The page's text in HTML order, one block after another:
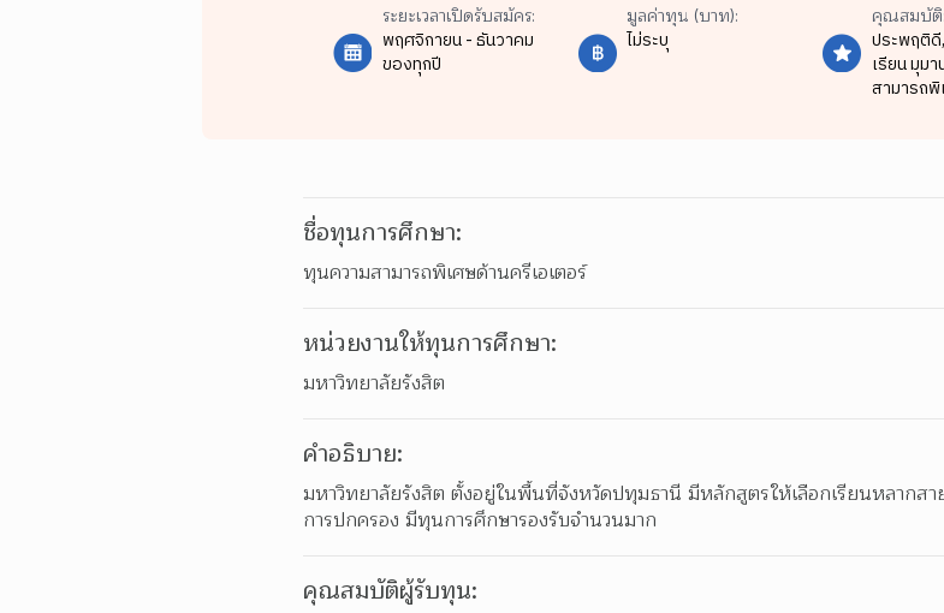
ระยะเวลาเปิดรับสมัคร:
พฤศจิกายน - ธันวาคม
ของทุกปี
มูลค่าทุน (บาท):
ไม่ระบุ
คุณสมบัติ:
ประพฤติดี,
เรียน มุมา
สามารถพิ
ชื่อทุนการศึกษา:
ทุนความสามารถพิเศษด้านครีเอเตอร์
หน่วยงานให้ทุนการศึกษา:
มหาวิทยาลัยรังสิต
คำอธิบาย:
มหาวิทยาลัยรังสิต ตั้งอยู่ในพื้นที่จังหวัดปทุมธานี มีหลักสูตรให้เลือกเรียนหลากสา
การปกครอง มีทุนการศึกษารองรับจำนวนมาก
คุณสมบัติผู้รับทุน: